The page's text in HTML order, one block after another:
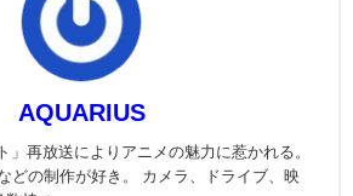
AQUARIUS
」再放送によりアニメの魅力に惹かれる。
どの制作が好き。 カメラ、ドライブ、映